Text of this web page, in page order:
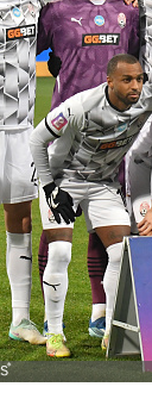
Ще Турніри >>>
Чемпіонат
Таблиця УПЛ
Перша Ліга
Таблиця АПЛ
Таблиця Ла Ліги
Таблиця Ліги
Всі таблиці >>>
Рейтинг країн
Рейтинг
Рейтинг ФІФА